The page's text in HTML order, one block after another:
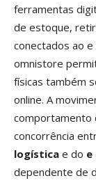
ferramentas
de estoque,
conectados ao
omnistore
físicas também
online. A
comportamento
concorrência
logística e do e
dependente de